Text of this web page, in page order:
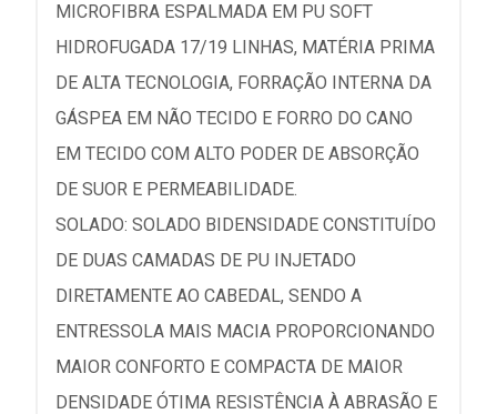
MICROFIBRA ESPALMADA EM PU SOFT
HIDROFUGADA 17/19 LINHAS, MATÉRIA PRIMA
DE ALTA TECNOLOGIA, FORRAÇÃO INTERNA DA
GÁSPEA EM NÃO TECIDO E FORRO DO CANO
EM TECIDO COM ALTO PODER DE ABSORÇÃO
DE SUOR E PERMEABILIDADE.
SOLADO: SOLADO BIDENSIDADE CONSTITUÍDO
DE DUAS CAMADAS DE PU INJETADO
DIRETAMENTE AO CABEDAL, SENDO A
ENTRESSOLA MAIS MACIA PROPORCIONANDO
MAIOR CONFORTO E COMPACTA DE MAIOR
DENSIDADE ÓTIMA RESISTÊNCIA À ABRASÃO E